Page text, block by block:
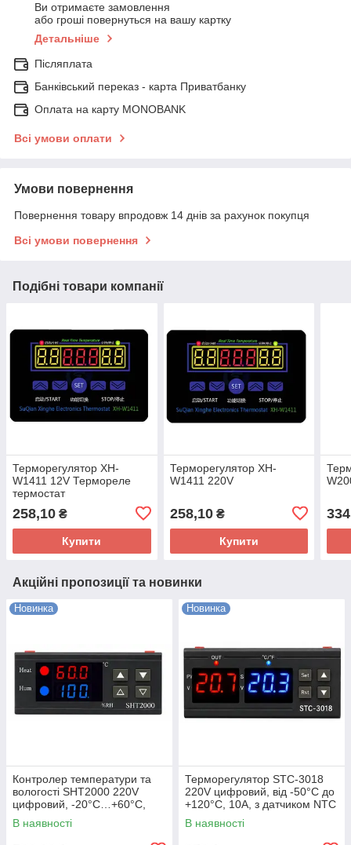
Ви отримаєте замовлення
або гроші повернуться на вашу картку
Детальніше
Післяплата
Банківський переказ - карта Приватбанку
Оплата на карту MONOBANK
Всі умови оплати
Умови повернення
Повернення товару впродовж 14 днів за рахунок покупця
Всі умови повернення
Подібні товари компанії
Терморегулятор XH-
W1411 12V Термореле
термостат
258,10 ₴
Купити
Терморегулятор XH-
W1411 220V
258,10₴
Купити
Акційні пропозиції та новинки
Новинка
Контролер температури та
вологості SHT2000 220V
цифровий, -20°C…+60°C,
10A, з виносним датчиком
В наявності
Новинка
Терморегулятор STC-3018
220V цифровий, від -50°C до
+120°C, 10A, з датчиком NTC
В наявності